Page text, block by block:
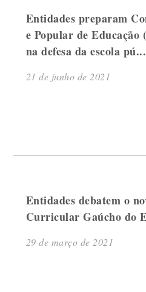
Entidades preparam
e Popular de Educação
na defesa da escola pú...
21 de junho de 2021
Entidades debatem o
Curricular Gaúcho do
29 de março de 2021